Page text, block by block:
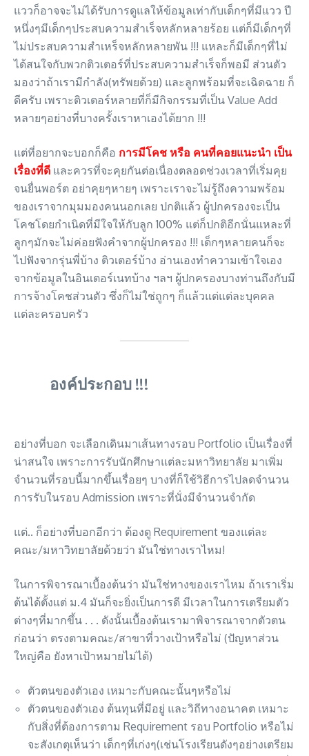
แววก็อาจจะไม่ได้รับการดูแลให้ข้อมูลเท่ากับเด็กๆที่มีแวว ปี
หนึ่งๆมีเด็กๆประสบความสำเร็จหลักหลายร้อย แต่ก็มีเด็กๆที่
ไม่ประสบความสำเหร็จหลักหลายพัน !!! แหละก็มีเด็กๆที่ไม่
ได้สนใจกับพวกติวเตอร์ที่ประสบความสำเร็จก็พอมี ส่วนตัว
มองว่าถ้าเรามีกำลัง(ทรัพยด้วย) และลูกพร้อมที่จะเฉิดฉาย ก็
ดีครับ เพราะติวเตอร์หลายที่ก็มีกิจกรรมที่เป็น Value Add
หลายๆอย่างที่บางครั้งเราหาเองได้ยาก !!!
แต่ที่อยากจะบอกก็คือ การมีโคช หรือ คนที่คอยแนะนำ เป็น
เรื่องที่ดี และควรที่จะคุยกันต่อเนื่องตลอดช่วงเวลาที่เริ่มคุย
จนยื่นพอร์ต อย่าคุยๆหายๆ เพราะเราจะไม่รู้ถึงความพร้อม
ของเราจากมุมมองคนนอกเลย ปกติแล้ว ผู้ปกครองจะเป็น
โคชโดยกำเนิดที่มีใจให้กับลูก 100% แต่ก็ปกติอีกนั่นแหละที่
ลูกๆมักจะไม่ค่อยฟังคำจากผู้ปกครอง !!! เด็กๆหลายคนก็จะ
ไปฟังจากรุ่นพี่บ้าง ติวเตอร์บ้าง อ่านเองทำความเข้าใจเอง
จากข้อมูลในอินเตอร์เนทบ้าง ฯลฯ ผู้ปกครองบางท่านถึงกับมี
การจ้างโคชส่วนตัว ซึ่งก็ไม่ใช่ถูกๆ ก็แล้วแต่แต่ละบุคคล
แต่ละครอบครัว
องค์ประกอบ !!!
อย่างที่บอก จะเลือกเดินมาเส้นทางรอบ Portfolio เป็นเรื่องที่
น่าสนใจ เพราะการรับนักศึกษาแต่ละมหาวิทยาลัย มาเพิ่ม
จำนวนที่รอบนี้มากขึ้นเรื่อยๆ บางที่ก็ใช้วิธีการไปลดจำนวน
การรับในรอบ Admission เพราะที่นั่งมีจำนวนจำกัด
แต่.. ก็อย่างที่บอกอีกว่า ต้องดู Requirement ของแต่ละ
คณะ/มหาวิทยาลัยด้วยว่า มันใช่ทางเราไหม!
ในการพิจารณาเบื้องต้นว่า มันใช่ทางของเราไหม ถ้าเราเริ่ม
ต้นได้ตั้งแต่ ม.4 มันก็จะยิ่งเป็นการดี มีเวลาในการเตรียมตัว
ต่างๆที่มากขึ้น . . . ดังนั้นเบื้องต้นเรามาพิจารณาจากตัวตน
ก่อนว่า ตรงตามคณะ/สาขาที่วางเป้าหรือไม่ (ปัญหาส่วน
ใหญ่คือ ยังหาเป้าหมายไม่ได้)
ตัวตนของตัวเอง เหมาะกับคณะนั้นๆหรือไม่
ตัวตนของตัวเอง ต้นทุนที่มีอยู่ และวิถีทางอนาคต เหมาะ
กับสิ่งที่ต้องการตาม Requirement รอบ Portfolio หรือไม่
จะสังเกตุเห็นว่า เด็กๆที่เก่งๆ(เช่นโรงเรียนดังๆอย่างเตรียม